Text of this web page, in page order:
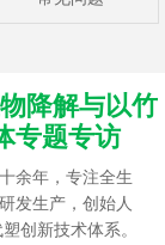
降解与以竹
专题专访
余年，专注全生
发生产，创始人
创新技术体系。